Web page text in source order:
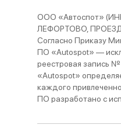
ООО «Автоспот»
ЛЕФОРТОВО, ПРОЕЗД
Согласно Приказу
ПО «Autospot» —
реестровая запись
«Autospot»
каждого
ПО разработано с